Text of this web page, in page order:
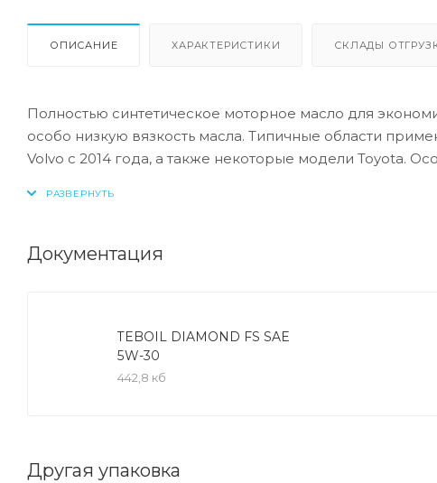
ОПИСАНИЕ ХАРАКТЕРИСТИКИ СКЛАДЫ
Полностью синтетическое моторное масло для
особо низкую вязкость масла. Типичные области
Volvo с 2014 года, а также некоторые модели Toyota.
Области применения
Документация
TEBOIL DIAMOND FS SAE
5W-30
442,8 кб
Другая упаковка